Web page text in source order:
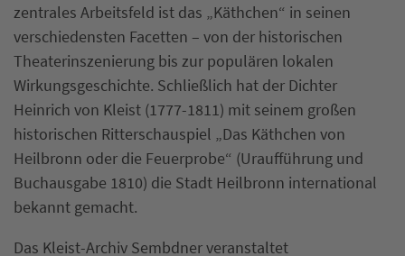
zentrales Arbeitsfeld ist das „Käthchen“ in seinen
verschiedensten Facetten – von der historischen
Theaterinszenierung bis zur populären lokalen
Wirkungsgeschichte. Schließlich hat der Dichter
Heinrich von Kleist (1777-1811) mit seinem großen
historischen Ritterschauspiel „Das Käthchen von
Heilbronn oder die Feuerprobe“ (Uraufführung und
Buchausgabe 1810) die Stadt Heilbronn international
bekannt gemacht.
Das Kleist-Archiv Sembdner veranstaltet